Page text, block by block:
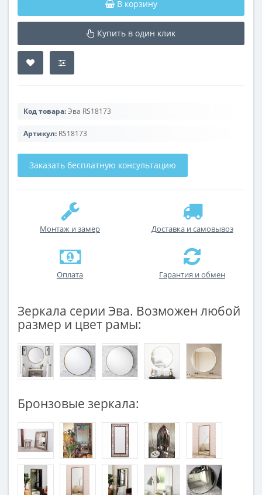
В корзину
Купить в один клик
Код товара:Эва RS18173
Артикул: RS18173
Заказать бесплатную консультацию
Монтаж и замер Доставка и самовывоз
Оплата Гарантия и обмен
Зеркала серии Эва. Возможен любой
размер и цвет рамы:
Бронзовые зеркала: